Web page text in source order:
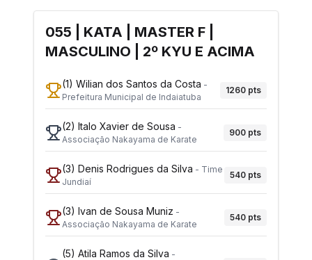
055 | KATA | MASTER F |
MASCULINO | 2º KYU E ACIMA
(1) Wilian dos Santos da Costa -
Prefeitura Municipal de Indaiatuba
1260 pts
(2) Italo Xavier de Sousa -
Associação Nakayama de Karate
900 pts
(3) Denis Rodrigues da Silva - Time
Jundiaí
540 pts
(3) Ivan de Sousa Muniz -
Associação Nakayama de Karate
540 pts
(5) Atila Ramos da Silva -